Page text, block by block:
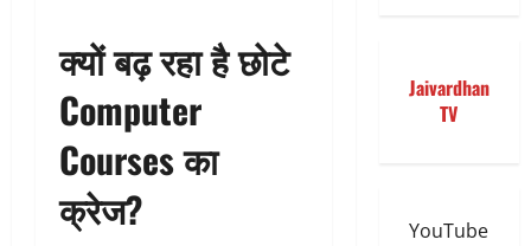
क्यों बढ़ रहा है छोटे
Computer
Courses का
क्रेज?
Jaivardhan
TV
YouTube